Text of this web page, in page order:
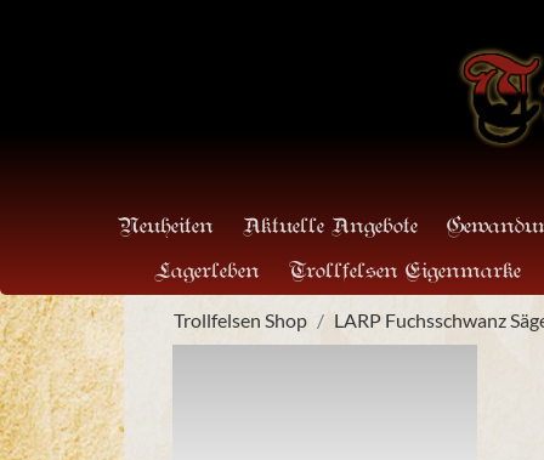
Neuheiten Aktuelle Angebote
Lagerleben
Trollfelsen Eigenmarke
Trollfelsen Shop LARP Fuchsschwanz